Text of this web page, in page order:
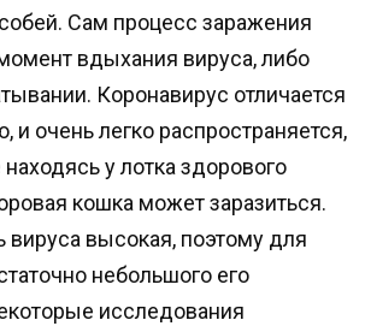
Сам процесс заражения
вдыхания вируса, либо
Коронавирус отличается
и очень легко распространяется,
у лотка здорового
кошка может заразиться.
вируса высокая, поэтому для
небольшого его
исследования